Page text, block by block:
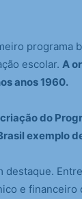
programa
escolar. A
anos 1960.
do
exemplo
destaque.
e financeiro